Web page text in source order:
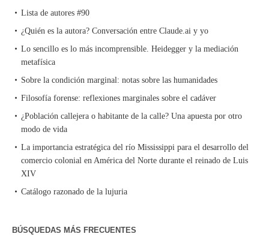
Lista de autores #90
¿Quién es la autora? Conversación entre Claude.ai y yo
Lo sencillo es lo más incomprensible. Heidegger y la mediación
metafísica
Sobre la condición marginal: notas sobre las humanidades
Filosofía forense: reflexiones marginales sobre el cadáver
¿Población callejera o habitante de la calle? Una apuesta por otro
modo de vida
La importancia estratégica del río Mississippi para el desarrollo del
comercio colonial en América del Norte durante el reinado de Luis
XIV
Catálogo razonado de la lujuria
BÚSQUEDAS MÁS FRECUENTES